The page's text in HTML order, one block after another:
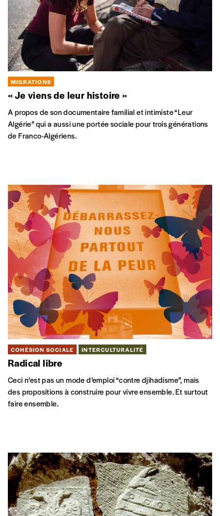
MIGRATIONS
« Je viens de leur histoire »
A propos de son documentaire familial et intimiste “Leur
Algérie” qui a aussi une portée sociale pour trois générations
de Franco-Algériens.
COHÉSION SOCIALE INTERCULTURALITÉ
Radical libre
Ceci n’est pas un mode d’emploi “contre djihadisme”, mais
des propositions à construire pour vivre ensemble. Et surtout
faire ensemble.